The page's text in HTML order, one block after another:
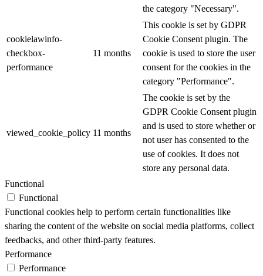
the category "Necessary".
cookielawinfo-
checkbox-
performance
11 months
This cookie is set by GDPR
Cookie Consent plugin. The
cookie is used to store the user
consent for the cookies in the
category "Performance".
viewed_cookie_policy 11 months
The cookie is set by the
GDPR Cookie Consent plugin
and is used to store whether or
not user has consented to the
use of cookies. It does not
store any personal data.
Functional
Functional
Functional cookies help to perform certain functionalities like
sharing the content of the website on social media platforms, collect
feedbacks, and other third-party features.
Performance
Performance